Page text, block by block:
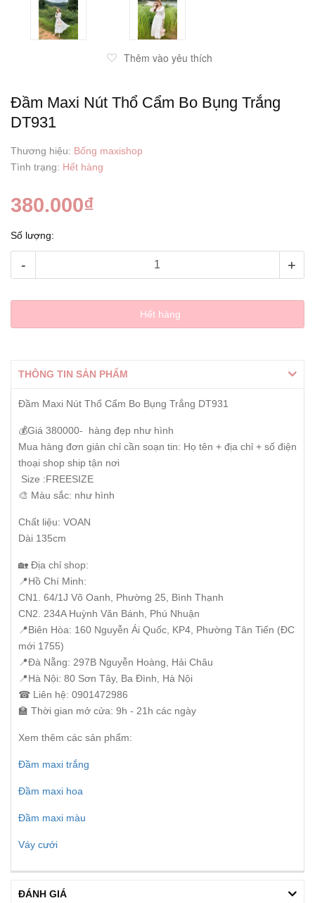
Thêm vào yêu thích
Đầm Maxi Nút Thổ Cẩm Bo Bụng Trắng
DT931
Thương hiệu: Bống maxishop
Tình trạng: Hết hàng
380.000₫
Số lượng:
- +
Hết hàng
THÔNG TIN SẢN PHẨM
Đầm Maxi Nút Thổ Cẩm Bo Bụng Trắng DT931
💰Giá 380000- hàng đẹp như hình
Mua hàng đơn giản chỉ cần soạn tin: Họ tên + địa chỉ + số điện
thoại shop ship tận nơi
Size :FREESIZE
🎨 Màu sắc: như hình
Chất liệu: VOAN
Dài 135cm
🏡 Địa chỉ shop:
📍Hồ Chí Minh:
CN1. 64/1J Võ Oanh, Phường 25, Bình Thạnh
CN2. 234A Huỳnh Văn Bánh, Phú Nhuận
📍Biên Hòa: 160 Nguyễn Ái Quốc, KP4, Phường Tân Tiến (ĐC
mới 1755)
📍Đà Nẵng: 297B Nguyễn Hoàng, Hải Châu
📍Hà Nội: 80 Sơn Tây, Ba Đình, Hà Nội
☎ Liên hệ: 0901472986
🏫 Thời gian mở cửa: 9h - 21h các ngày
Xem thêm các sản phẩm:
Đầm maxi trắng
Đầm maxi hoa
Đầm maxi màu
Váy cưới
ĐÁNH GIÁ